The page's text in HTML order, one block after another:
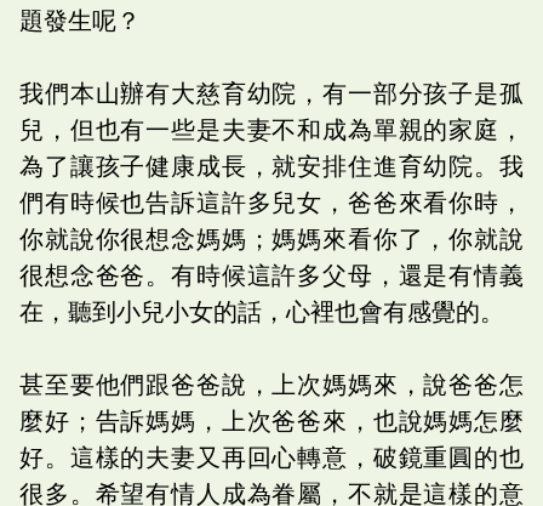
題發生呢？
我們本山辦有大慈育幼院，有一部分孩子是孤
兒，但也有一些是夫妻不和成為單親的家庭，
為了讓孩子健康成長，就安排住進育幼院。我
們有時候也告訴這許多兒女，爸爸來看你時，
你就說你很想念媽媽；媽媽來看你了，你就說
很想念爸爸。有時候這許多父母，還是有情義
在，聽到小兒小女的話，心裡也會有感覺的。
甚至要他們跟爸爸說，上次媽媽來，說爸爸怎
麼好；告訴媽媽，上次爸爸來，也說媽媽怎麼
好。這樣的夫妻又再回心轉意，破鏡重圓的也
很多。希望有情人成為眷屬，不就是這樣的意